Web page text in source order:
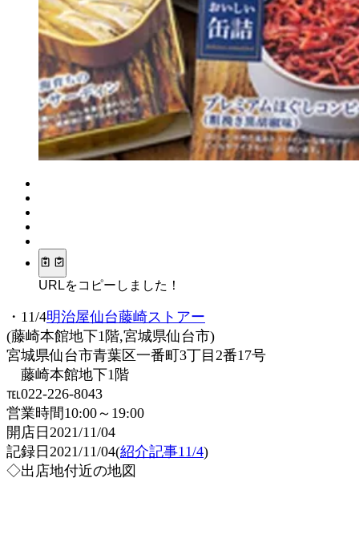
URLをコピーしました！
・11/4明治屋仙台藤崎ストアー
(藤崎本館地下1階,宮城県仙台市)
宮城県仙台市青葉区一番町3丁目2番17号
藤崎本館地下1階
℡022-226-8043
営業時間10:00～19:00
開店日2021/11/04
記録日2021/11/04(紹介記事11/4)
◇出店地付近の地図